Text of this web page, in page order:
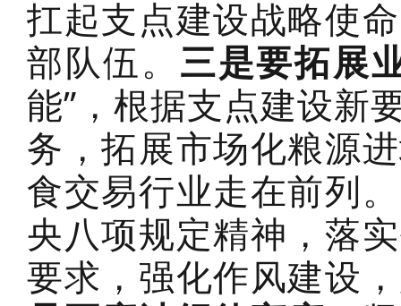
扛起支点建设战略使
部队伍。 三是要拓展
能”，根据支点建设新
务，拓展市场化粮源
食交易行业走在前列。
央八项规定精神，落
要求，强化作风建设